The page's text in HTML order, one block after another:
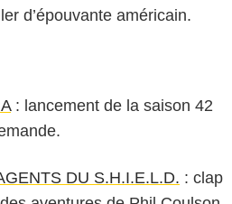
d’épouvante américain.
: lancement de la saison 42
DU S.H.I.E.L.D. : clap